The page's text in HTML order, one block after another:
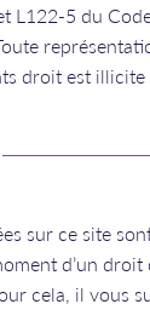
L122-5 du
droit est
sur ce site
d’un
cela, il vous